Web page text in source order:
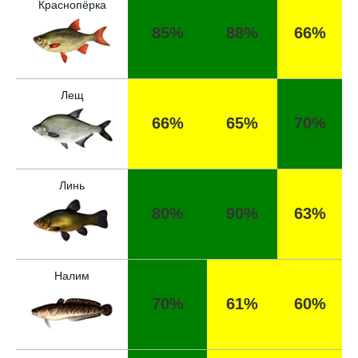
Краснопёрка
85% 88% 66%
Лещ
66% 65% 70%
Линь
80% 90% 63%
Налим
70% 61% 60%
Уже второй раз пользуюсь этим прогнозом,
всегда помогает найти активных хищников
Скептически отношусь к этому календарю
рыболова после нескольких неудачных
вылазок, верить или нет - решайте сами
Спасибо за информацию! Рыбалка прошла
отлично, уловил карпа и налима
Сегодняшний день был нейтральным, ни
хорошего, ни плохого улова
Поймал всего пару мелких рыбок,
несмотря на "активный" прогноз, под
вопросом его точность
Начал сомневаться в прогнозе клева после
на больше